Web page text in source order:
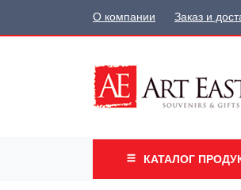
О компании Заказ и
КАТАЛОГ